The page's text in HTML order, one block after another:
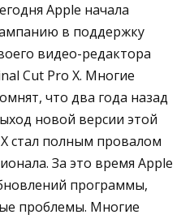
Apple начала
в поддержку
видео-редактора
Cut Pro X. Многие
что два года назад
новой версии этой
стал полным провалом
За это время Apple
программы,
проблемы. Многие